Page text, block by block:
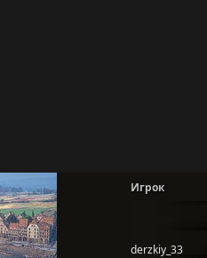
Игрок
derzkiy_33